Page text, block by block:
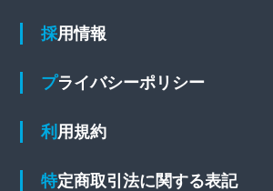
採用情報
プライバシーポリシー
利用規約
特定商取引法に関する表記